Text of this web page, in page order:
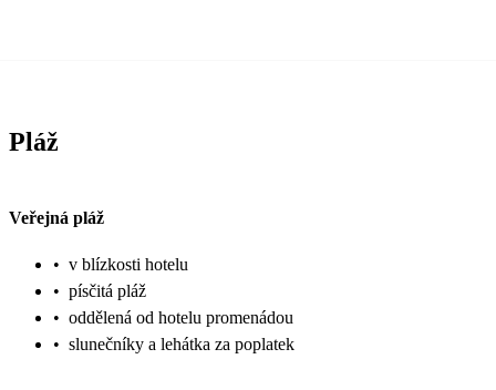
Pláž
Veřejná pláž
• v blízkosti hotelu
• písčitá pláž
• oddělená od hotelu promenádou
• slunečníky a lehátka za poplatek